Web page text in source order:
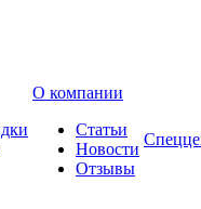
О компании
Статьи
Новости
Отзывы